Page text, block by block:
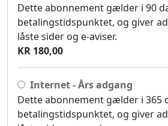
Dette abonnement gælder i 90
betalingstidspunktet, og giver
låste sider og e-aviser.
KR 180,00
Internet - Års adgang
Dette abonnement gælder i 365
betalingstidspunktet, og giver